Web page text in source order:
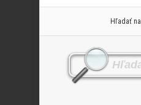
Hľadať